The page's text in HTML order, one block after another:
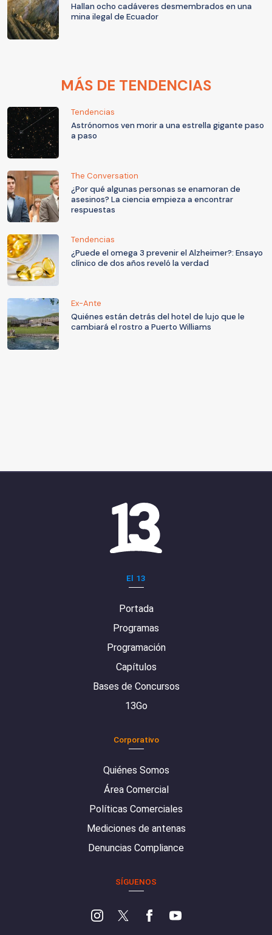
Hallan ocho cadáveres desmembrados en una
mina ilegal de Ecuador
MÁS DE TENDENCIAS
Tendencias
Astrónomos ven morir a una estrella gigante paso
a paso
The Conversation
¿Por qué algunas personas se enamoran de
asesinos? La ciencia empieza a encontrar
respuestas
Tendencias
¿Puede el omega 3 prevenir el Alzheimer?: Ensayo
clínico de dos años reveló la verdad
Ex-Ante
Quiénes están detrás del hotel de lujo que le
cambiará el rostro a Puerto Williams
El 13
Portada
Programas
Programación
Capítulos
Bases de Concursos
13Go
Corporativo
Quiénes Somos
Área Comercial
Políticas Comerciales
Mediciones de antenas
Denuncias Compliance
SÍGUENOS